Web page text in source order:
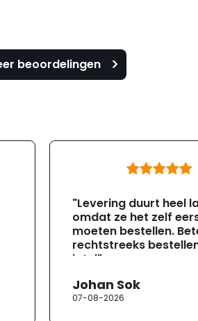
beoordelingen
"Levering duurt heel
omdat ze het zelf
moeten bestellen.
rechtstreeks
jotul"
Johan Sok
07-08-2026